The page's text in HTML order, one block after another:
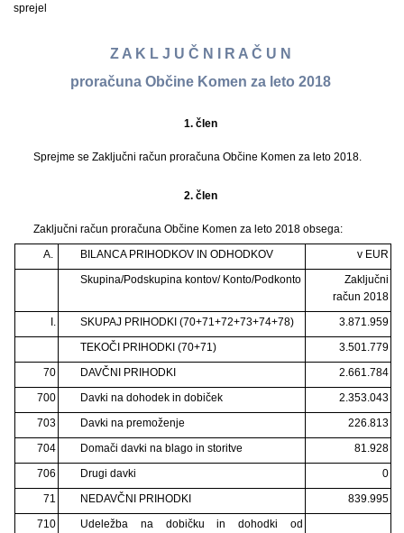
sprejel
Z A K L J U Č N I R A Č U N
proračuna Občine Komen za leto 2018
1. člen
Sprejme se Zaključni račun proračuna Občine Komen za leto 2018.
2. člen
Zaključni račun proračuna Občine Komen za leto 2018 obsega:
A.
BILANCA PRIHODKOV IN ODHODKOV
v EUR
Skupina/Podskupina kontov/ Konto/Podkonto
Zaključni
račun 2018
I.
SKUPAJ PRIHODKI (70+71+72+73+74+78)
3.871.959
TEKOČI PRIHODKI (70+71)
3.501.779
70
DAVČNI PRIHODKI
2.661.784
700
Davki na dohodek in dobiček
2.353.043
703
Davki na premoženje
226.813
704
Domači davki na blago in storitve
81.928
706
Drugi davki
0
71
NEDAVČNI PRIHODKI
839.995
710
Udeležba na dobičku in dohodki od